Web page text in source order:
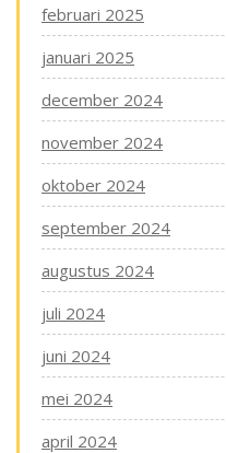
februari 2025
januari 2025
december 2024
november 2024
oktober 2024
september 2024
augustus 2024
juli 2024
juni 2024
mei 2024
april 2024